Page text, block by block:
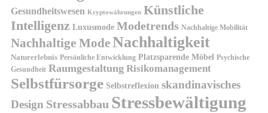
Gesundheitswesen Kryptowährungen Künstliche
Intelligenz Luxusmode Modetrends Nachhaltige Mobilität
Nachhaltige ModeNachhaltigkeit
Naturerlebnis Persönliche Entwicklung Platzsparende Möbel Psychische
Gesundheit Raumgestaltung Risikomanagement
Selbstfürsorge Selbstreflexion skandinavisches
Design Stressabbau Stressbewältigung